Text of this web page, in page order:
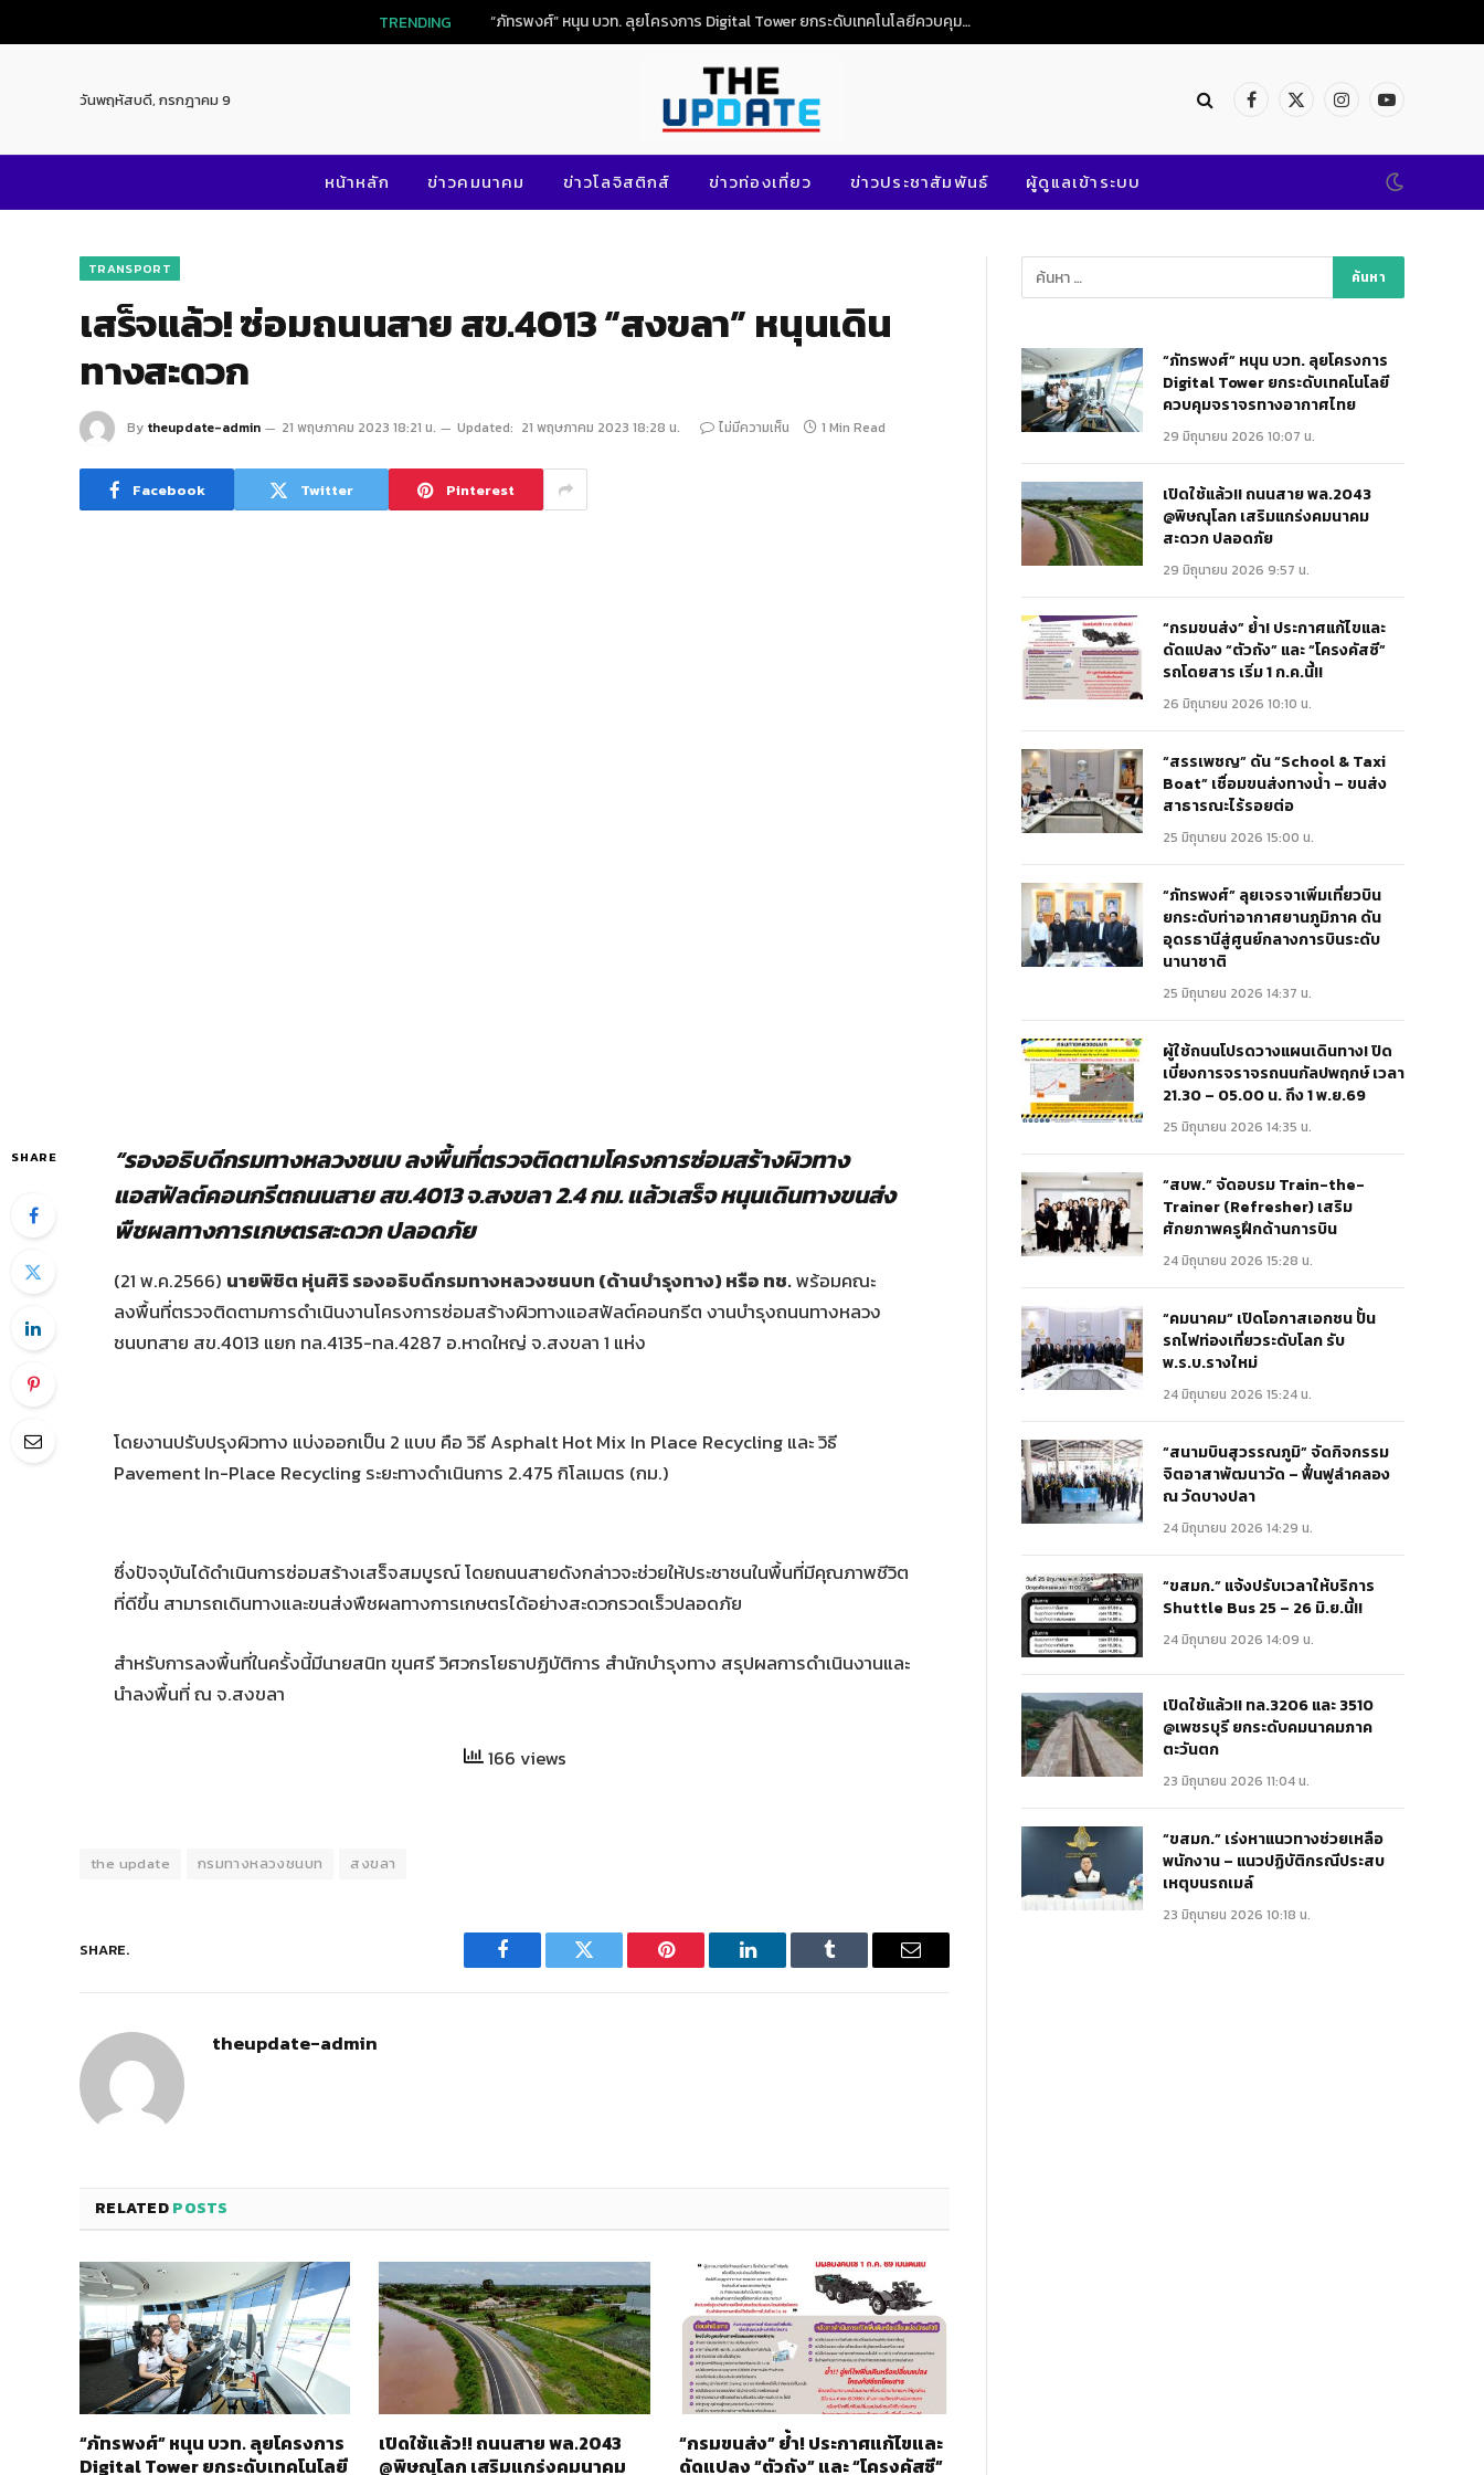
TRENDING “ภัทรพงศ์” หนุน บวท. ลุยโครงการ Digital Tower ยกระดับเทคโนโลยีควบคุมจราจรทางอากาศไทย
วันพฤหัสบดี, กรกฎาคม 9 Facebook
X
InstagramYouTube
หน้าหลัก ข่าวคมนาคม ข่าวโลจิสติกส์ ข่าวท่องเที่ยว ข่าวประชาสัมพันธ์ ผู้ดูแลเข้าระบบ
TRANSPORT
เสร็จแล้ว! ซ่อมถนนสาย สข.4013 “สงขลา” หนุนเดิน
ทางสะดวก
By theupdate-admin 21 พฤษภาคม 2023 18:21 น. Updated: 21 พฤษภาคม 2023 18:28 น. ไม่มีความเห็น 1 Min Read
Facebook Twitter Pinterest
SHARE “รองอธิบดีกรมทางหลวงชนบลงพื้นที่ตรวจติดตามโครงการซ่อมสร้างผิวทาง
แอสฟัลต์คอนกรีตถนนสายสข.4013จ.สงขลา2.4กม.แล้วเสร็จหนุนเดินทางขนส่ง
พืชผลทางการเกษตรสะดวกปลอดภัย
(21 พ.ค.2566) นายพิชิต หุ่นศิริรองอธิบดีกรมทางหลวงชนบท (ด้านบำรุงทาง) หรือ ทช.พร้อมคณะ
ลงพื้นที่ตรวจติดตามการดำเนินงานโครงการซ่อมสร้างผิวทางแอสฟัลต์คอนกรีต งานบำรุงถนนทางหลวง
ชนบทสาย สข.4013 แยก ทล.4135-ทล.4287 อ.หาดใหญ่ จ.สงขลา 1 แห่ง
โดยงานปรับปรุงผิวทาง แบ่งออกเป็น 2 แบบ คือ วิธี Asphalt Hot Mix In Place Recycling และวิธี
Pavement In-Place Recycling ระยะทางดำเนินการ 2.475 กิโลเมตร (กม.)
ซึ่งปัจจุบันได้ดำเนินการซ่อมสร้างเสร็จสมบูรณ์โดยถนนสายดังกล่าวจะช่วยให้ประชาชนในพื้นที่มีคุณภาพชีวิต
ที่ดีขึ้น สามารถเดินทางและขนส่งพืชผลทางการเกษตรได้อย่างสะดวกรวดเร็วปลอดภัย
สำหรับการลงพื้นที่ในครั้งนี้มีนายสนิท ขุนศรีวิศวกรโยธาปฏิบัติการ สำนักบำรุงทาง สรุปผลการดำเนินงานและ
นำลงพื้นที่ณ จ.สงขลา
166 views
the update กรมทางหลวงชนบท สงขลา
SHARE.
Facebook Twitter Pinterest LinkedIn Tumblr Email
theupdate-admin
RELATEDPOSTS
“ภัทรพงศ์” หนุน บวท. ลุยโครงการ
Digital Tower ยกระดับเทคโนโลยี
เปิดใช้แล้ว!! ถนนสาย พล.2043
@พิษณุโลก เสริมแกร่งคมนาคม
“กรมขนส่ง” ย้ำ! ประกาศแก้ไขและ
ดัดแปลง “ตัวถัง” และ “โครงคัสซี”
“ภัทรพงศ์” หนุน บวท. ลุยโครงการ
Digital Tower ยกระดับเทคโนโลยี
ควบคุมจราจรทางอากาศไทย
29 มิถุนายน 2026 10:07 น.
เปิดใช้แล้ว!! ถนนสาย พล.2043
@พิษณุโลก เสริมแกร่งคมนาคม
สะดวก ปลอดภัย
29 มิถุนายน 2026 9:57 น.
“กรมขนส่ง” ย้ำ! ประกาศแก้ไขและ
ดัดแปลง “ตัวถัง” และ “โครงคัสซี”
รถโดยสาร เริ่ม 1 ก.ค.นี้!!
26 มิถุนายน 2026 10:10 น.
“สรรเพชญ” ดัน “School & Taxi
Boat” เชื่อมขนส่งทางน้ำ – ขนส่ง
สาธารณะไร้รอยต่อ
25 มิถุนายน 2026 15:00 น.
“ภัทรพงศ์” ลุยเจรจาเพิ่มเที่ยวบิน
ยกระดับท่าอากาศยานภูมิภาค ดัน
อุดรธานีสู่ศูนย์กลางการบินระดับ
นานาชาติ
25 มิถุนายน 2026 14:37 น.
ผู้ใช้ถนนโปรดวางแผนเดินทาง! ปิด
เบี่ยงการจราจรถนนกัลปพฤกษ์ เวลา
21.30 – 05.00 น. ถึง 1 พ.ย.69
25 มิถุนายน 2026 14:35 น.
“สบพ.” จัดอบรม Train-the-
Trainer (Refresher) เสริม
ศักยภาพครูฝึกด้านการบิน
24 มิถุนายน 2026 15:28 น.
“คมนาคม” เปิดโอกาสเอกชน ปั้น
รถไฟท่องเที่ยวระดับโลก รับ
พ.ร.บ.รางใหม่
24 มิถุนายน 2026 15:24 น.
“สนามบินสุวรรณภูมิ” จัดกิจกรรม
จิตอาสาพัฒนาวัด – ฟื้นฟูลำคลอง
ณ วัดบางปลา
24 มิถุนายน 2026 14:29 น.
“ขสมก.” แจ้งปรับเวลาให้บริการ
Shuttle Bus 25 – 26 มิ.ย.นี้!!
24 มิถุนายน 2026 14:09 น.
เปิดใช้แล้ว!! ทล.3206 และ 3510
@เพชรบุรี ยกระดับคมนาคมภาค
ตะวันตก
23 มิถุนายน 2026 11:04 น.
“ขสมก.” เร่งหาแนวทางช่วยเหลือ
พนักงาน – แนวปฏิบัติกรณีประสบ
เหตุบนรถเมล์
23 มิถุนายน 2026 10:18 น.